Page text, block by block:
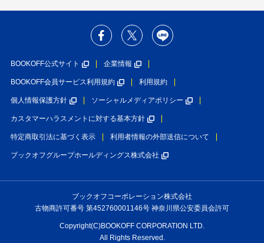
BOOKOFF公式サイト 企業情報
BOOKOFF会員サービス利用規約 利用規約
個人情報保護方針 ソーシャルメディアポリシー
カスタマーハラスメントに対する基本方針
特定商取引法に基づく表示 利用者情報の外部送信について
ブックオフグループホールディングス株式会社
ブックオフコーポレーション株式会社
古物商許可番号 第452760001146号 神奈川県公安委員会許可
Copyright(C)BOOKOFF CORPORATION LTD.
All Rights Reserved.